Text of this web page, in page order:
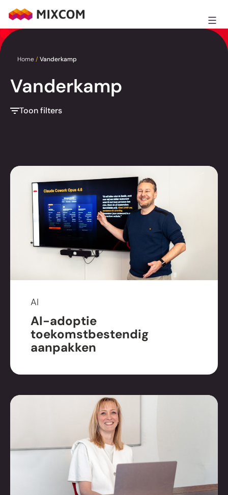
naar
de
inhoud
MixCom
Home/ Vanderkamp
Vanderkamp
Toon filters
Marketing
Strategie
AI
AI-adoptie
toekomstbestendig
aanpakken